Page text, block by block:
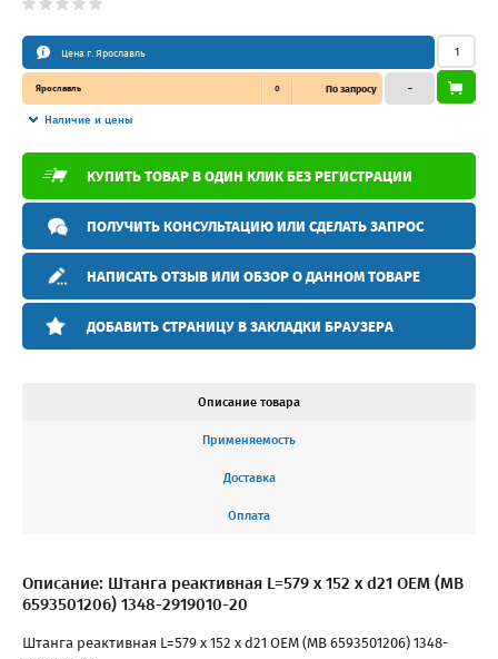
Цена г. Ярославль
Ярославль 0 По запросу
Наличие и цены
–
КУПИТЬ ТОВАР В ОДИН КЛИК БЕЗ РЕГИСТРАЦИИ
ПОЛУЧИТЬ КОНСУЛЬТАЦИЮ ИЛИ СДЕЛАТЬ ЗАПРОС
НАПИСАТЬ ОТЗЫВ ИЛИ ОБЗОР О ДАННОМ ТОВАРЕ
ДОБАВИТЬ СТРАНИЦУ В ЗАКЛАДКИ БРАУЗЕРА
Описание товара
Применяемость
Доставка
Оплата
Описание: Штанга реактивная L=579 x 152 x d21 OEM (MB
6593501206) 1348-2919010-20
Штанга реактивная L=579 x 152 x d21 OEM (MB 6593501206) 1348-